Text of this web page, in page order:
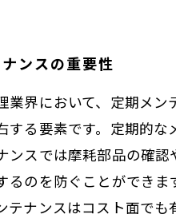
ンスの重要性
業界において、定期メ
する要素です。定期的な
ンスでは摩耗部品の確
るのを防ぐことができ
テナンスはコスト面で